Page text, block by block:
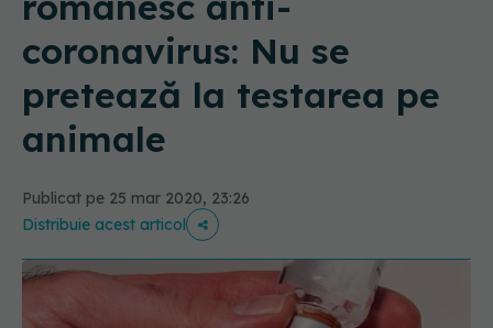
coronavirus: Nu se
pretează la testarea pe
animale
Publicat pe 25 mar 2020, 23:26
Distribuie acest articol